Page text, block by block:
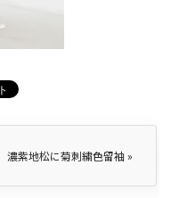
濃紫地松に菊刺繍色留袖»